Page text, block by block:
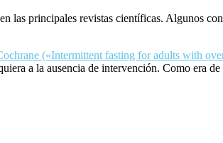
las principales revistas científicas. Algunos
(«Intermittent fasting for adults with
a la ausencia de intervención. Como era